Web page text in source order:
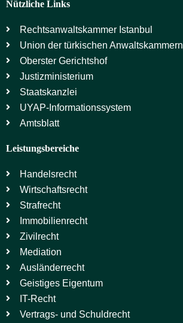
Nützliche Links
Rechtsanwaltskammer Istanbul
Union der türkischen Anwaltskammern
Oberster Gerichtshof
Justizministerium
Staatskanzlei
UYAP-Informationssystem
Amtsblatt
Leistungsbereiche
Handelsrecht
Wirtschaftsrecht
Strafrecht
Immobilienrecht
Zivilrecht
Mediation
Ausländerrecht
Geistiges Eigentum
IT-Recht
Vertrags- und Schuldrecht